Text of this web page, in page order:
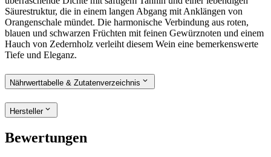
Säurestruktur, die in einem langen Abgang mit Anklängen von
Orangenschale mündet. Die harmonische Verbindung aus roten,
blauen und schwarzen Früchten mit feinen Gewürznoten und einem
Hauch von Zedernholz verleiht diesem Wein eine bemerkenswerte
Tiefe und Eleganz.
Nährwerttabelle & Zutatenverzeichnis
Hersteller
Bewertungen